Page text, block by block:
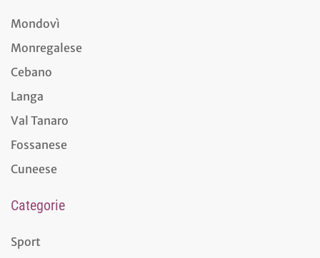
Mondovì
Monregalese
Cebano
Langa
Val Tanaro
Fossanese
Cuneese
Categorie
Sport